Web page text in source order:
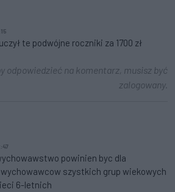
te podwójne roczniki za 1700 zł
odpowiedzieć na komentarz, musisz być
zalogowany.
powinien byc dla
szystkich grup wiekowych
6-letnich